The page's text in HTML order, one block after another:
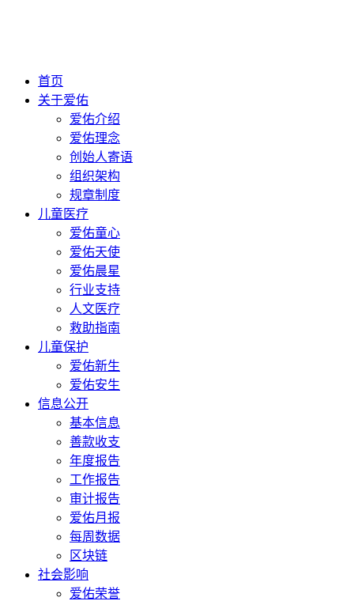
首页
关于爱佑
爱佑介绍
爱佑理念
创始人寄语
组织架构
规章制度
儿童医疗
爱佑童心
爱佑天使
爱佑晨星
行业支持
人文医疗
救助指南
儿童保护
爱佑新生
爱佑安生
信息公开
基本信息
善款收支
年度报告
工作报告
审计报告
爱佑月报
每周数据
区块链
社会影响
爱佑荣誉